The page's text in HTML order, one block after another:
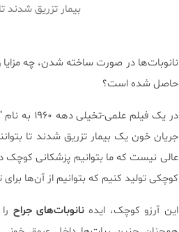
بیمار تزریق شدند
نانوبات‌ها در صورت ساخته شدن، چه
حاصل شده است؟
جریان خون یک بیمار تزریق شدند تا
عالی نیست که ما بتوانیم پزشکانی کوچک
کوچکی تولید کنیم که بتوانیم از آن‌ها
این آرزو کوچک، ایده نانوبات‌های جراح